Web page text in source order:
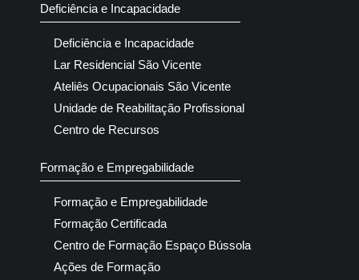
Deficiência e Incapacidade
Deficiência e Incapacidade
Lar Residencial São Vicente
Ateliês Ocupacionais São Vicente
Unidade de Reabilitação Profissional
Centro de Recursos
Formação e Empregabilidade
Formação e Empregabilidade
Formação Certificada
Centro de Formação Espaço Bússola
Ações de Formação